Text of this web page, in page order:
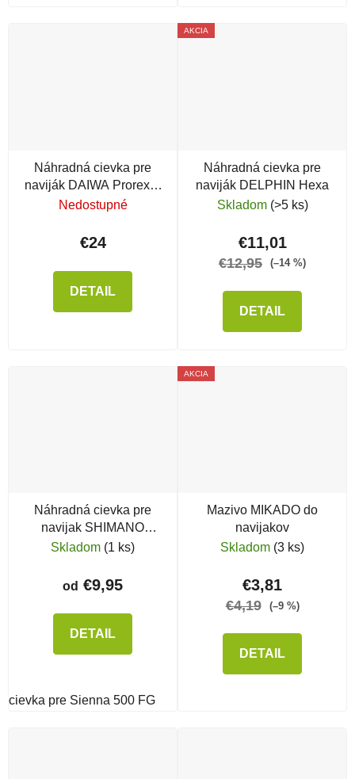
Náhradná cievka pre
naviják DAIWA Prorex X
LT 3000-C
Nedostupné
€24
DETAIL
AKCIA
Náhradná cievka pre
naviják DELPHIN Hexa
Skladom (>5 ks)
€11,01
€12,95 (–14 %)
DETAIL
Náhradná cievka pre
navijak SHIMANO
Sienna FG
Skladom (1 ks)
od €9,95
DETAIL
cievka pre Sienna 500 FG
AKCIA
Mazivo MIKADO do
navijakov
Skladom (3 ks)
€3,81
€4,19 (–9 %)
DETAIL